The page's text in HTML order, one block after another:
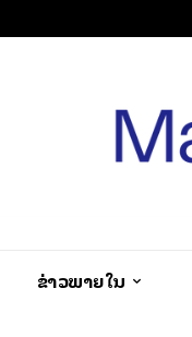
ຂ່າວພາຍໃນ